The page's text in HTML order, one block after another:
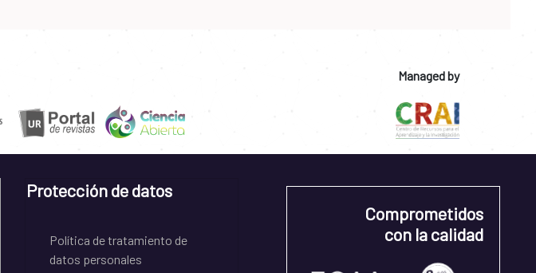
Managed by
Protección de datos
Política de tratamiento de
datos personales
Comprometidos
con la calidad